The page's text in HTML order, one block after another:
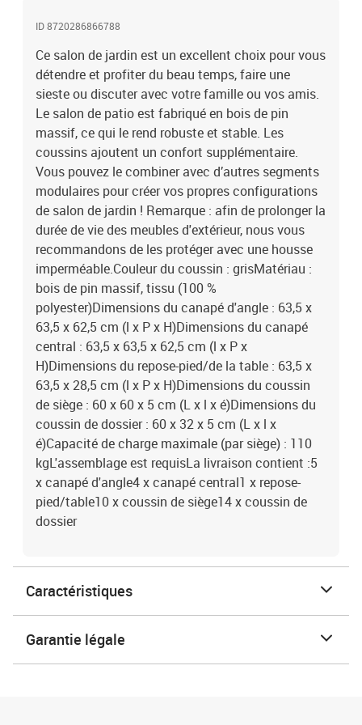
ID 8720286866788
Ce salon de jardin est un excellent choix pour vous
détendre et profiter du beau temps, faire une
sieste ou discuter avec votre famille ou vos amis.
Le salon de patio est fabriqué en bois de pin
massif, ce qui le rend robuste et stable. Les
coussins ajoutent un confort supplémentaire.
Vous pouvez le combiner avec d’autres segments
modulaires pour créer vos propres configurations
de salon de jardin ! Remarque : afin de prolonger la
durée de vie des meubles d'extérieur, nous vous
recommandons de les protéger avec une housse
imperméable.Couleur du coussin : grisMatériau :
bois de pin massif, tissu (100 %
polyester)Dimensions du canapé d'angle : 63,5 x
63,5 x 62,5 cm (l x P x H)Dimensions du canapé
central : 63,5 x 63,5 x 62,5 cm (l x P x
H)Dimensions du repose-pied/de la table : 63,5 x
63,5 x 28,5 cm (l x P x H)Dimensions du coussin
de siège : 60 x 60 x 5 cm (L x l x é)Dimensions du
coussin de dossier : 60 x 32 x 5 cm (L x l x
é)Capacité de charge maximale (par siège) : 110
kgL'assemblage est requisLa livraison contient :5
x canapé d'angle4 x canapé central1 x repose-
pied/table10 x coussin de siège14 x coussin de
dossier
Caractéristiques
Garantie légale